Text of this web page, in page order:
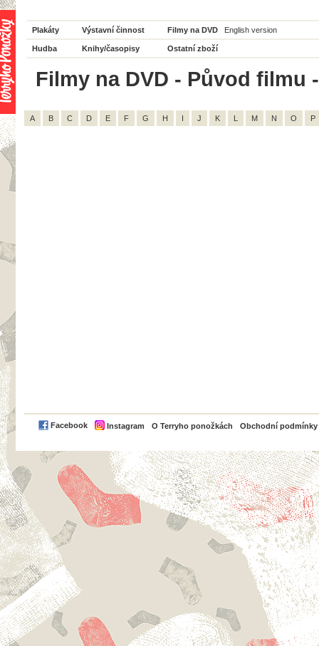
Plakáty Výstavní činnost Filmy na DVD English version
Hudba Knihy/časopisy Ostatní zboží
Filmy na DVD - Původ filmu
A B C D E F G H I J K L M N O P
Facebook Instagram O Terryho ponožkách Obchodní podmínky
PayPal